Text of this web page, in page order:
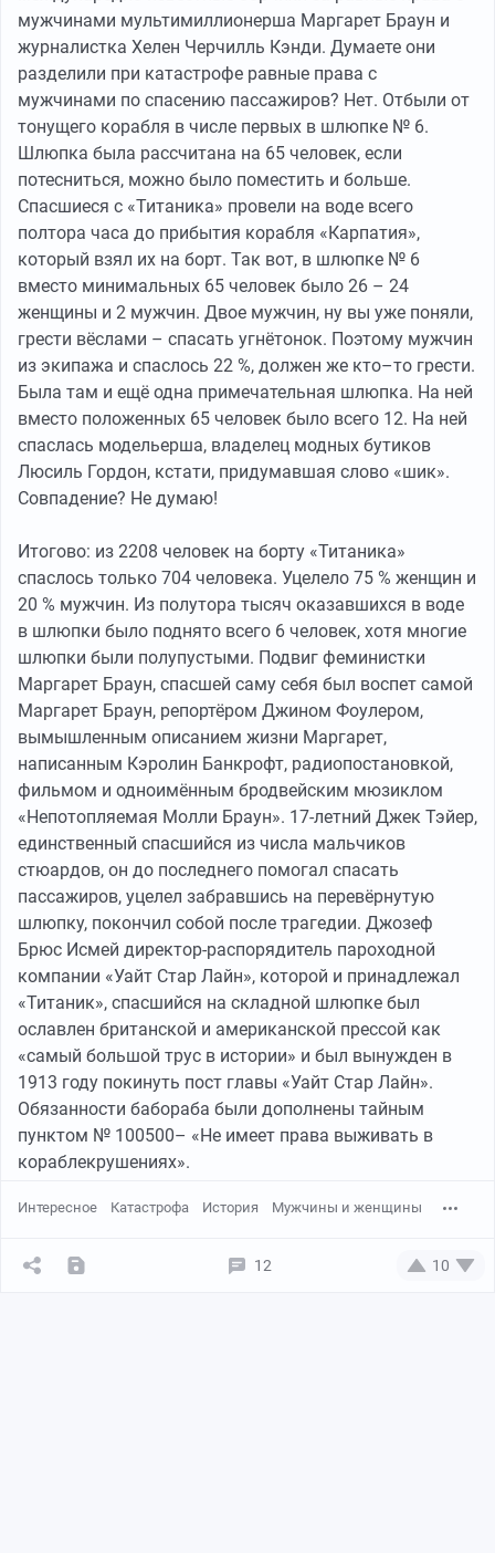
мужчинами мультимиллионерша Маргарет Браун и
журналистка Хелен Черчилль Кэнди. Думаете они
разделили при катастрофе равные права с
мужчинами по спасению пассажиров? Нет. Отбыли от
тонущего корабля в числе первых в шлюпке № 6.
Шлюпка была рассчитана на 65 человек, если
потесниться, можно было поместить и больше.
Спасшиеся с «Титаника» провели на воде всего
полтора часа до прибытия корабля «Карпатия»,
который взял их на борт. Так вот, в шлюпке № 6
вместо минимальных 65 человек было 26 – 24
женщины и 2 мужчин. Двое мужчин, ну вы уже поняли,
грести вёслами – спасать угнётонок. Поэтому мужчин
из экипажа и спаслось 22 %, должен же кто–то грести.
Была там и ещё одна примечательная шлюпка. На ней
вместо положенных 65 человек было всего 12. На ней
спаслась модельерша, владелец модных бутиков
Люсиль Гордон, кстати, придумавшая слово «шик».
Совпадение? Не думаю!
Итогово: из 2208 человек на борту «Титаника»
спаслось только 704 человека. Уцелело 75 % женщин и
20 % мужчин. Из полутора тысяч оказавшихся в воде
в шлюпки было поднято всего 6 человек, хотя многие
шлюпки были полупустыми. Подвиг феминистки
Маргарет Браун, спасшей саму себя был воспет самой
Маргарет Браун, репортёром Джином Фоулером,
вымышленным описанием жизни Маргарет,
написанным Кэролин Банкрофт, радиопостановкой,
фильмом и одноимённым бродвейским мюзиклом
«Непотопляемая Молли Браун». 17-летний Джек Тэйер,
единственный спасшийся из числа мальчиков
стюардов, он до последнего помогал спасать
пассажиров, уцелел забравшись на перевёрнутую
шлюпку, покончил собой после трагедии. Джозеф
Брюс Исмей директор-распорядитель пароходной
компании «Уайт Стар Лайн», которой и принадлежал
«Титаник», спасшийся на складной шлюпке был
ославлен британской и американской прессой как
«самый большой трус в истории» и был вынужден в
1913 году покинуть пост главы «Уайт Стар Лайн».
Обязанности бабораба были дополнены тайным
пунктом № 100500– «Не имеет права выживать в
кораблекрушениях».
Интересное Катастрофа История Мужчины и женщины
12 10